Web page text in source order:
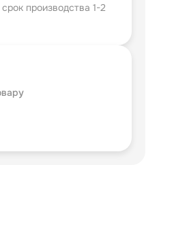
производства 1-2